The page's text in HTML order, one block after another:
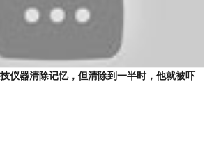
仪器清除记忆，但清除到一半时，他就被吓